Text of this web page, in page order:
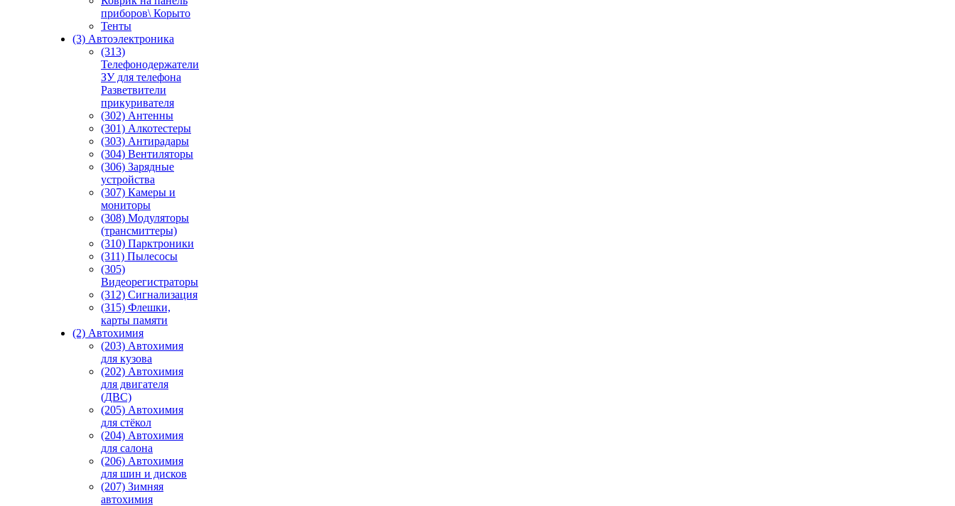
приборов\ Корыто
Тенты
(3) Автоэлектроника
(313)
Телефонодержатели
ЗУ для телефона
Разветвители
прикуривателя
(302) Антенны
(301) Алкотестеры
(303) Антирадары
(304) Вентиляторы
(306) Зарядные
устройства
(307) Камеры и
мониторы
(308) Модуляторы
(трансмиттеры)
(310) Парктроники
(311) Пылесосы
(305)
Видеорегистраторы
(312) Сигнализация
(315) Флешки,
карты памяти
(2) Автохимия
(203) Автохимия
для кузова
(202) Автохимия
для двигателя
(ДВС)
(205) Автохимия
для стёкол
(204) Автохимия
для салона
(206) Автохимия
для шин и дисков
(207) Зимняя
автохимия